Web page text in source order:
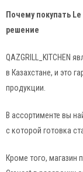
Почему покупать Le
решение
QAZGRILL_KITCHEN
в Казахстане, и это
продукции.
В ассортименте вы
с которой готовка
Кроме того, магазин